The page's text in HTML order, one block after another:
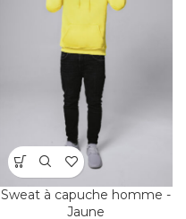
Sweat à capuche homme -
Jaune